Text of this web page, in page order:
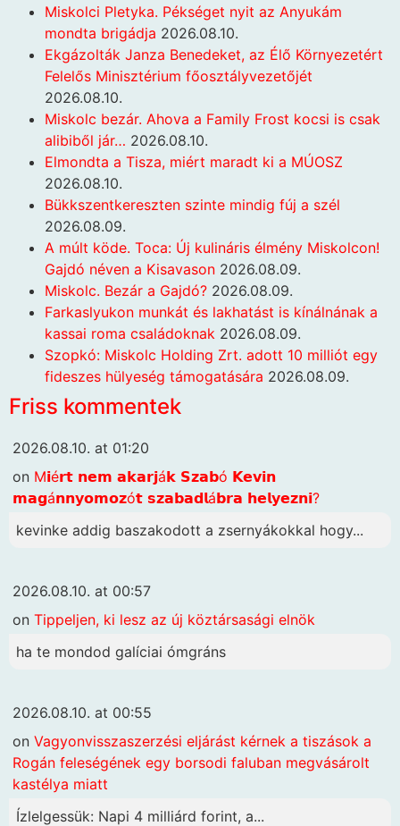
Miskolci Pletyka. Pékséget nyit az Anyukám
mondta brigádja 2026.08.10.
Ekgázolták Janza Benedeket, az Élő Környezetért
Felelős Minisztérium főosztályvezetőjét
2026.08.10.
Miskolc bezár. Ahova a Family Frost kocsi is csak
alibiből jár… 2026.08.10.
Elmondta a Tisza, miért maradt ki a MÚOSZ
2026.08.10.
Bükkszentkereszten szinte mindig fúj a szél
2026.08.09.
A múlt köde. Toca: Új kulináris élmény Miskolcon!
Gajdó néven a Kisavason 2026.08.09.
Miskolc. Bezár a Gajdó? 2026.08.09.
Farkaslyukon munkát és lakhatást is kínálnának a
kassai roma családoknak 2026.08.09.
Szopkó: Miskolc Holding Zrt. adott 10 milliót egy
fideszes hülyeség támogatására 2026.08.09.
Friss kommentek
2026.08.10. at 01:20
on M𝗶é𝗿𝘁 𝗻𝗲𝗺 𝗮𝗸𝗮𝗿𝗷á𝗸 𝗦𝘇𝗮𝗯ó 𝗞𝗲𝘃𝗶𝗻
𝗺𝗮𝗴á𝗻𝗻𝘆𝗼𝗺𝗼𝘇ó𝘁 𝘀𝘇𝗮𝗯𝗮𝗱𝗹á𝗯𝗿𝗮 𝗵𝗲𝗹𝘆𝗲𝘇𝗻𝗶?
kevinke addig baszakodott a zsernyákokkal hogy...
2026.08.10. at 00:57
on Tippeljen, ki lesz az új köztársasági elnök
ha te mondod galíciai ómgráns
2026.08.10. at 00:55
on Vagyonvisszaszerzési eljárást kérnek a tiszások a
Rogán feleségének egy borsodi faluban megvásárolt
kastélya miatt
Ízlelgessük: Napi 4 milliárd forint, a...